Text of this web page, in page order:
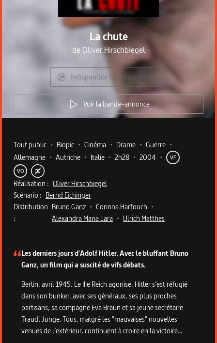
La chute
deOliver Hirschbiegel
Indisponible dans votre région
Voir la bande-annonce
Metadata du programme
Tout public • Biopic • Cinéma • Drame • Guerre •
Allemagne • Autriche • Italie • 2h28 • 2004 •
VF
VO
Réalisation : Oliver Hirschbiegel
Scénario : Bernd Eichinger
Distribution
:
Bruno Ganz • Corinna Harfouch •
Alexandra Maria Lara • Ulrich Matthes
Les derniers jours d'Adolf Hitler. Avec le bluffant Bruno
Ganz, un film qui a suscité de vifs débats.
Berlin, avril 1945. Le IIIe Reich agonise. Hitler s’est réfugié
dans son bunker, avec ses généraux, ses plus proches
partisans, sa compagne Eva Braun et sa jeune secrétaire
Traudl Junge. Tous, malgré les "mauvaises" nouvelles
venues de l’extérieur, continuent à croire en la victoire…